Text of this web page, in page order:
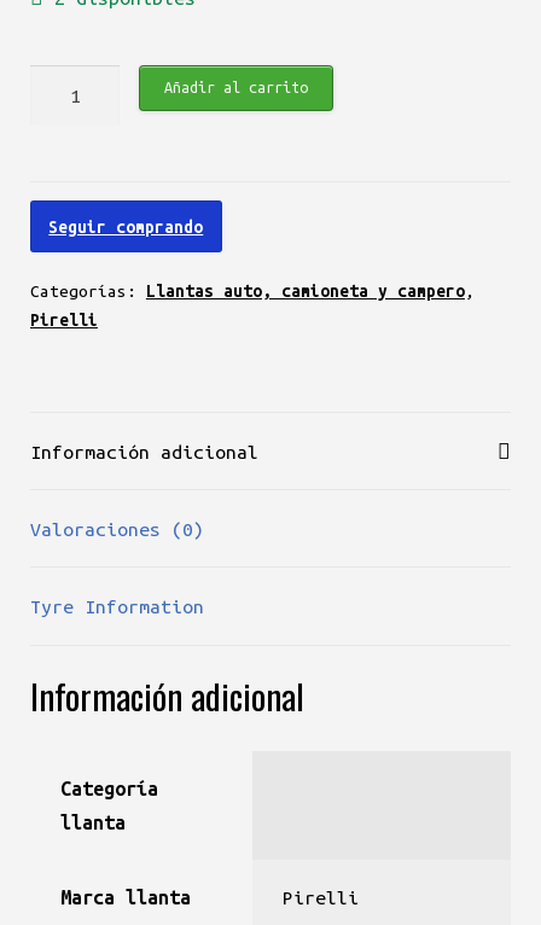
R14
84T
cantidad
Añadir al carrito
Seguir comprando
Categorías: Llantas auto, camioneta y campero,
Pirelli
Información adicional
Valoraciones (0)
Tyre Information
Información adicional
Categoría
llanta
Marca llanta Pirelli